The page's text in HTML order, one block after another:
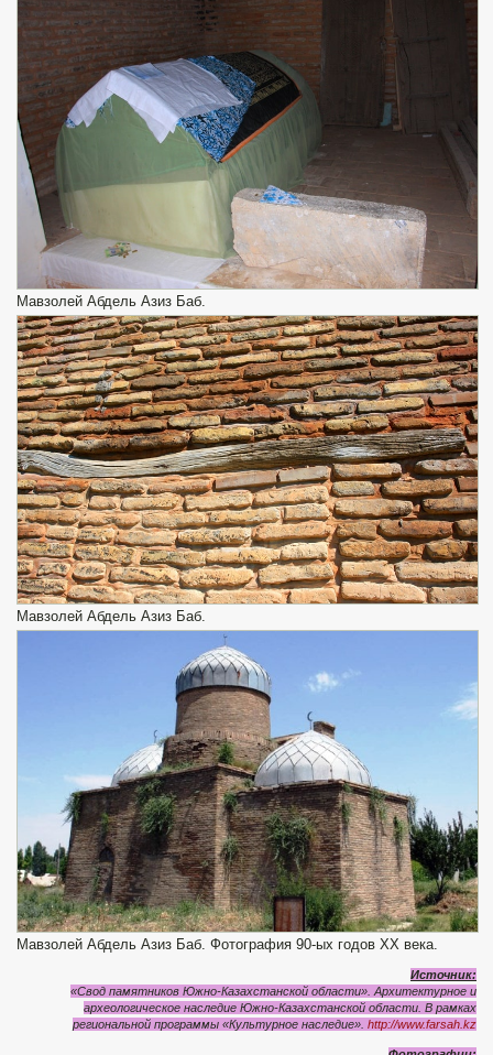
Мавзолей Абдель Азиз Баб.
Мавзолей Абдель Азиз Баб.
Мавзолей Абдель Азиз Баб. Фотография 90-ых годов XX века.
Источник:
«Свод памятников Южно-Казахстанской области». Архитектурное и
археологическое наследие Южно-Казахстанской области. В рамках
региональной программы «Культурное наследие». http://www.farsah.kz